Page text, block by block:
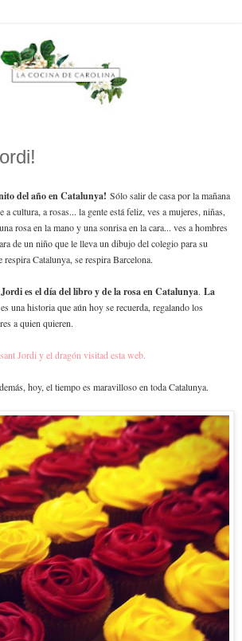
del año en Catalunya! Sólo salir de casa por la mañana
a cultura, a rosas... la gente está feliz, ves a mujeres, niñas,
rosa en la mano y una sonrisa en la cara... ves a hombres
de un niño que le lleva un dibujo del colegio para su
respira Catalunya, se respira Barcelona.
es el día del libro y de la rosa en Catalunya. La
es una historia que aún hoy se recuerda, regalando los
a quien quieren.
Jordi y el dragón visitad esta web.
hoy, el tiempo es maravilloso en toda Catalunya.